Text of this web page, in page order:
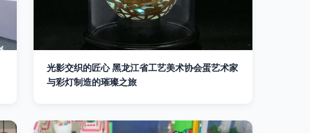
光影交织的匠心 黑龙江省工艺美术协会蛋艺术家
与彩灯制造的璀璨之旅